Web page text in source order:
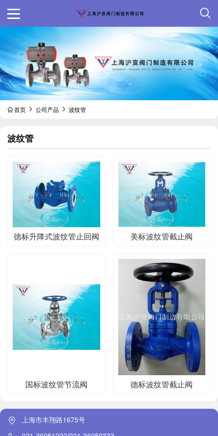
首页 公司产品 波纹管
波纹管
德标升降式波纹管止回阀 美标波纹管截止阀
国标波纹管节流阀 德标波纹管截止阀
上海市丰翔路1675号